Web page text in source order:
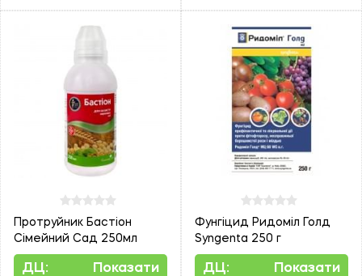
Протруйник Бастіон
Сімейний Сад 250мл
ДЦ: Показати
Фунгіцид Ридоміл Голд
Syngenta 250 г
ДЦ: Показати